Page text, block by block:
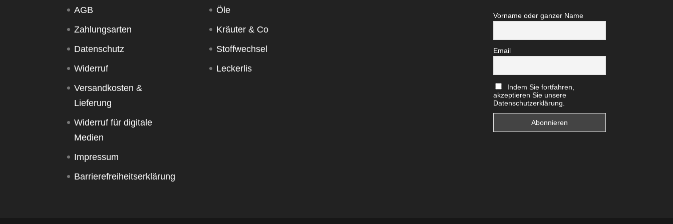
AGB
Zahlungsarten
Datenschutz
Widerruf
Versandkosten &
Lieferung
Widerruf für digitale
Medien
Impressum
Barrierefreiheitserklärung
Öle
Kräuter & Co
Stoffwechsel
Leckerlis
Vorname oder ganzer Name
Email
Indem Sie fortfahren,
akzeptieren Sie unsere
Datenschutzerklärung.